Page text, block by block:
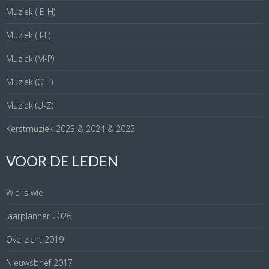
Muziek ( E-H)
Muziek ( I-L)
Muziek (M-P)
Muziek (Q-T)
Muziek (U-Z)
Kerstmuziek 2023 & 2024 & 2025
VOOR DE LEDEN
Wie is wie
Jaarplanner 2026
Overzicht 2019
Nieuwsbrief 2017